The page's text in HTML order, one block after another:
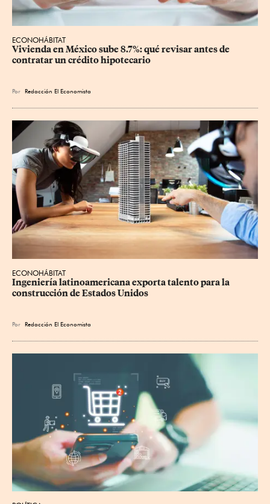
ECONOHÁBITAT
Vivienda en México sube 8.7%: qué revisar antes de
contratar un crédito hipotecario
Por Redacción El Economista
ECONOHÁBITAT
Ingeniería latinoamericana exporta talento para la
construcción de Estados Unidos
Por Redacción El Economista